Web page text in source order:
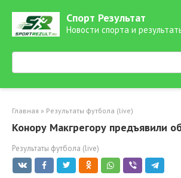
контенту
Спорт Результат
Новости спорта и
Поиск:
Главная » Результаты футбола (live)
Конору Макгрегору предъявили
Результаты футбола (live)